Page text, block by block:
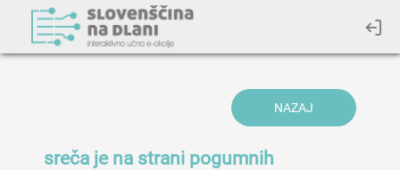
NAZAJ
sreča je na strani pogumnih